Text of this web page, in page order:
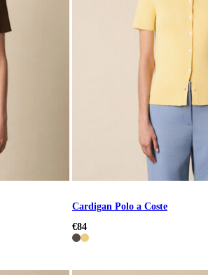
Cardigan Polo a Coste
€84